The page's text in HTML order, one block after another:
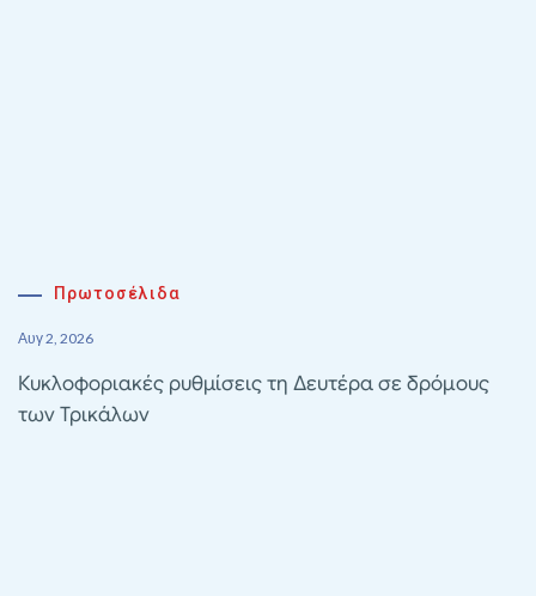
Πρωτοσέλιδα
Αυγ 2, 2026
Κυκλοφοριακές ρυθμίσεις τη Δευτέρα σε δρόμους
των Τρικάλων